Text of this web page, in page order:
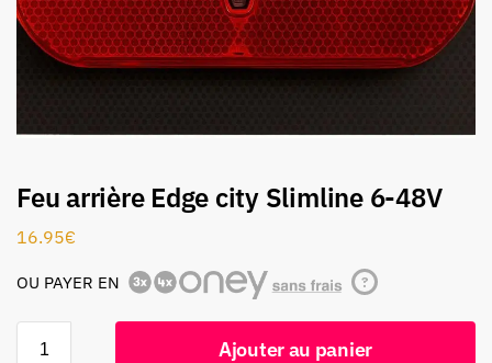
Feu arrière Edge city Slimline 6-48V
16.95€
OU PAYER EN ?
Ajouter au panier